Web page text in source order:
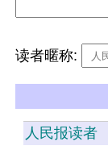
读者暱称:
人民报读者